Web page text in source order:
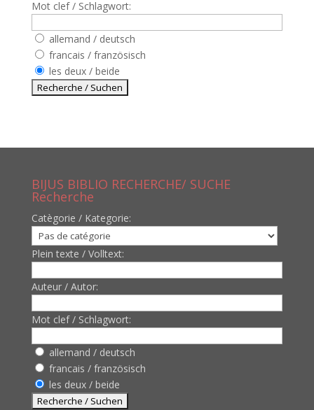
Mot clef / Schlagwort:
allemand / deutsch
francais / französisch
les deux / beide
BIJUS BIBLIO RECHERCHE/ SUCHE
Recherche
Catègorie / Kategorie:
Plein texte / Volltext:
Auteur / Autor:
Mot clef / Schlagwort:
allemand / deutsch
francais / französisch
les deux / beide